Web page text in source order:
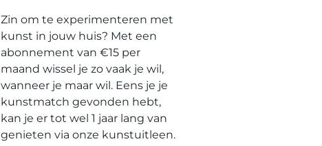
Zin om te experimenteren met
kunst in jouw huis? Met een
abonnement van €15 per
maand wissel je zo vaak je wil,
wanneer je maar wil. Eens je je
kunstmatch gevonden hebt,
kan je er tot wel 1 jaar lang van
genieten via onze kunstuitleen.